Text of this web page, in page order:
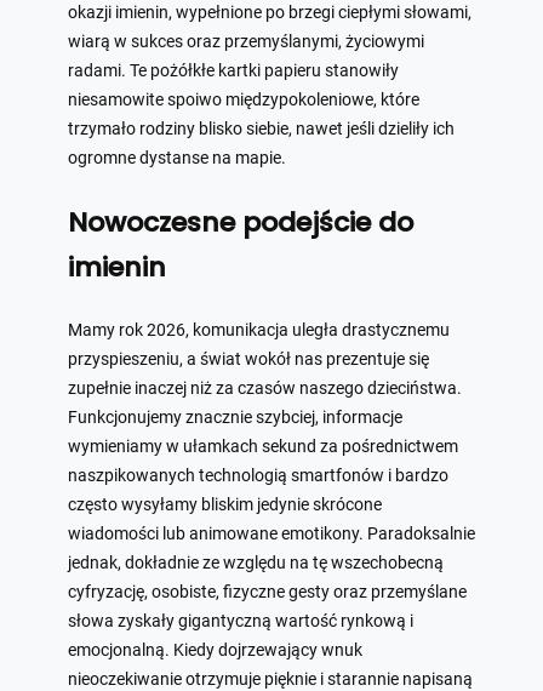
okazji imienin, wypełnione po brzegi ciepłymi słowami,
wiarą w sukces oraz przemyślanymi, życiowymi
radami. Te pożółkłe kartki papieru stanowiły
niesamowite spoiwo międzypokoleniowe, które
trzymało rodziny blisko siebie, nawet jeśli dzieliły ich
ogromne dystanse na mapie.
Nowoczesne podejście do
imienin
Mamy rok 2026, komunikacja uległa drastycznemu
przyspieszeniu, a świat wokół nas prezentuje się
zupełnie inaczej niż za czasów naszego dzieciństwa.
Funkcjonujemy znacznie szybciej, informacje
wymieniamy w ułamkach sekund za pośrednictwem
naszpikowanych technologią smartfonów i bardzo
często wysyłamy bliskim jedynie skrócone
wiadomości lub animowane emotikony. Paradoksalnie
jednak, dokładnie ze względu na tę wszechobecną
cyfryzację, osobiste, fizyczne gesty oraz przemyślane
słowa zyskały gigantyczną wartość rynkową i
emocjonalną. Kiedy dojrzewający wnuk
nieoczekiwanie otrzymuje pięknie i starannie napisaną